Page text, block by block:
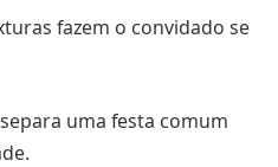
fazem o convidado se
uma festa comum